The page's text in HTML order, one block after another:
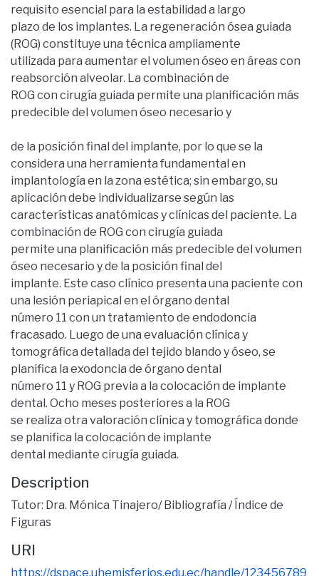
requisito esencial para la estabilidad a largo
plazo de los implantes. La regeneración ósea guiada
(ROG) constituye una técnica ampliamente
utilizada para aumentar el volumen óseo en áreas con
reabsorción alveolar. La combinación de
ROG con cirugía guiada permite una planificación más
predecible del volumen óseo necesario y
de la posición final del implante, por lo que se la
considera una herramienta fundamental en
implantología en la zona estética; sin embargo, su
aplicación debe individualizarse según las
características anatómicas y clínicas del paciente. La
combinación de ROG con cirugía guiada
permite una planificación más predecible del volumen
óseo necesario y de la posición final del
implante. Este caso clínico presenta una paciente con
una lesión periapical en el órgano dental
número 11 con un tratamiento de endodoncia
fracasado. Luego de una evaluación clínica y
tomográfica detallada del tejido blando y óseo, se
planifica la exodoncia de órgano dental
número 11 y ROG previa a la colocación de implante
dental. Ocho meses posteriores a la ROG
se realiza otra valoración clínica y tomográfica donde
se planifica la colocación de implante
dental mediante cirugía guiada.
Description
Tutor: Dra. Mónica Tinajero/ Bibliografía / Índice de
Figuras
URI
https://dspace.uhemisferios.edu.ec/handle/123456789